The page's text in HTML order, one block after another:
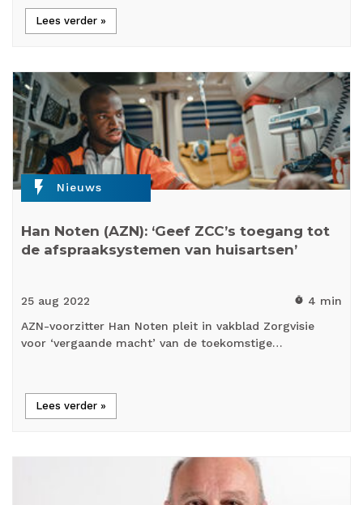
Lees verder »
flash_on Nieuws
Han Noten (AZN): ‘Geef ZCC’s toegang tot
de afspraaksystemen van huisartsen’
25 aug 2022 timer 4 min
AZN-voorzitter Han Noten pleit in vakblad Zorgvisie
voor ‘vergaande macht’ van de toekomstige…
Lees verder »